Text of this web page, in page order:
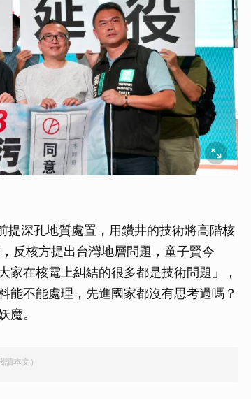
深孔地質處置，用鑽井的技術將高階核
反核方提出台灣地層問題，童子賢今
家在核電上糾結的很多都是技術問題」，
能不能處理，先進國家都沒有思考過嗎？
魔。
本文）